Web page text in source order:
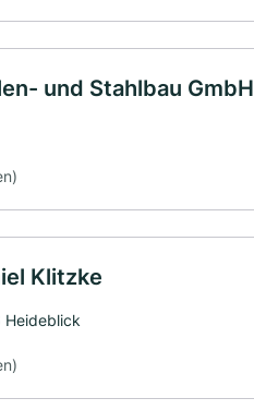
und Stahlbau GmbH
Klitzke
Heideblick